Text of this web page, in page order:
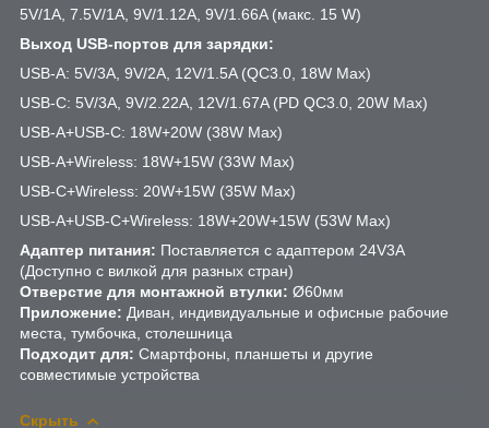
5V/1A, 7.5V/1A, 9V/1.12A, 9V/1.66A (макс. 15 W)
Выход USB-портов для зарядки:
USB-A: 5V/3A, 9V/2A, 12V/1.5A (QC3.0, 18W Max)
USB-C: 5V/3A, 9V/2.22A, 12V/1.67A (PD QC3.0, 20W Max)
USB-A+USB-C: 18W+20W (38W Max)
USB-A+Wireless: 18W+15W (33W Max)
USB-C+Wireless: 20W+15W (35W Max)
USB-A+USB-C+Wireless: 18W+20W+15W (53W Max)
Адаптер питания: Поставляется с адаптером 24V3A
(Доступно с вилкой для разных стран)
Отверстие для монтажной втулки: Ø60мм
Приложение: Диван, индивидуальные и офисные рабочие
места, тумбочка, столешница
Подходит для: Смартфоны, планшеты и другие
совместимые устройства
Скрыть